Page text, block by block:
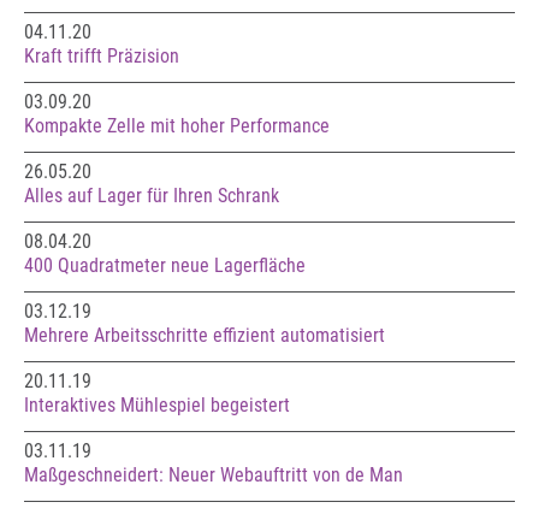
04.11.20
Kraft trifft Präzision
03.09.20
Kompakte Zelle mit hoher Performance
26.05.20
Alles auf Lager für Ihren Schrank
08.04.20
400 Quadratmeter neue Lagerfläche
03.12.19
Mehrere Arbeitsschritte effizient automatisiert
20.11.19
Interaktives Mühlespiel begeistert
03.11.19
Maßgeschneidert: Neuer Webauftritt von de Man